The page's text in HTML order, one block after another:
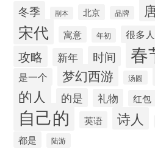
冬季 副本 北京 品牌
宋代 寓意 年初 很多人
攻略 新年 时间 春
是一个 梦幻西游 汤圆
的人 的是 礼物 红包
自己的 英语 诗人
都是 陆游